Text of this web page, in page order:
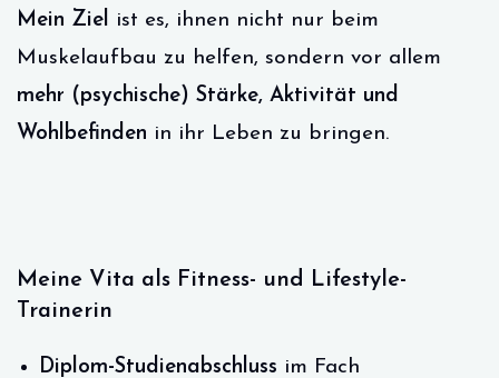
Mein Ziel ist es, ihnen nicht nur beim
Muskelaufbau zu helfen, sondern vor allem
mehr (psychische) Stärke, Aktivität und
Wohlbefinden in ihr Leben zu bringen.
Meine Vita als Fitness- und Lifestyle-
Trainerin
Diplom-Studienabschluss im Fach